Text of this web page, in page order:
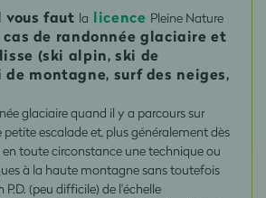
vous faut la licence Pleine Nature
cas de randonnée glaciaire et
(ski alpin, ski de
de montagne, surf des neiges,
glaciaire quand il y a parcours sur
petite escalade et, plus généralement dès
en toute circonstance une technique ou
à la haute montagne sans toutefois
(peu difficile) de l'échelle